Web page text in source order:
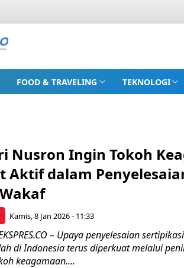
FOOD & TRAVELING TEKNOLOGI
Nusron Ingin Tokoh
Aktif dalam
Kamis, 8 Jan 2026 - 11:33
– Upaya penyelesaian
di Indonesia terus diperkuat melalui
keagamaan....